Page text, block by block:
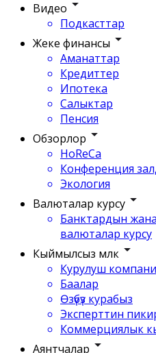
Видео
Подкасттар
Жеке финансы
Аманаттар
Кредиттер
Ипотека
Салыктар
Пенсия
Обзорлор
HoReCa
Конференция
Экология
Валюталар курсу
Банктардын
валюталар курсу
Кыймылсыз мүлк
Курулуш
Баалар
Өзүбүз курабыз
Эксперттин
Коммерциялык
Аянтчалар